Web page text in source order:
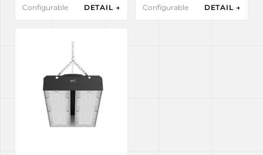
Configurable DETAIL → Configurable DETAIL →